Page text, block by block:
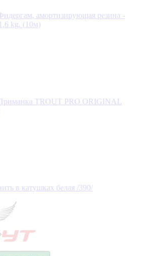
амортизирующая резина -
kg. (10м)
TROUT PRO ORIGINAL
в катушках белая /390/